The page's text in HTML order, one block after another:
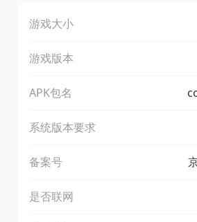
游戏大小
游戏版本
APK包名
系统版本要求
备案号
是否联网